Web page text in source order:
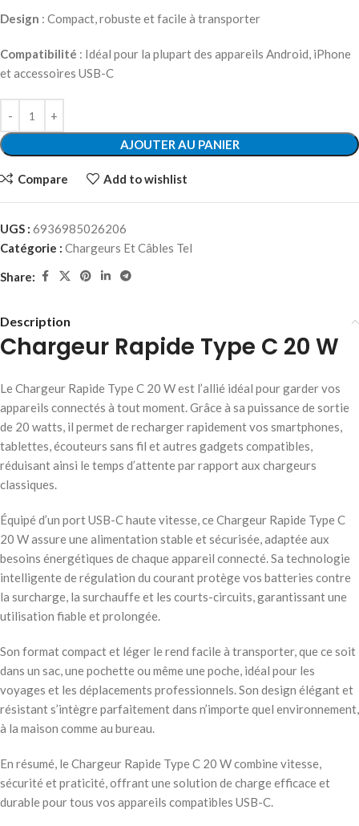
Design : Compact, robuste et facile à transporter
Compatibilité : Idéal pour la plupart des appareils Android, iPhone
et accessoires USB-C
AJOUTER AU PANIER
Compare Add to wishlist
UGS : 6936985026206
Catégorie : Chargeurs Et Câbles Tel
Share:
Description
Chargeur Rapide Type C 20 W
Le Chargeur Rapide Type C 20 W est l’allié idéal pour garder vos
appareils connectés à tout moment. Grâce à sa puissance de sortie
de 20 watts, il permet de recharger rapidement vos smartphones,
tablettes, écouteurs sans fil et autres gadgets compatibles,
réduisant ainsi le temps d’attente par rapport aux chargeurs
classiques.
Équipé d’un port USB-C haute vitesse, ce Chargeur Rapide Type C
20 W assure une alimentation stable et sécurisée, adaptée aux
besoins énergétiques de chaque appareil connecté. Sa technologie
intelligente de régulation du courant protège vos batteries contre
la surcharge, la surchauffe et les courts-circuits, garantissant une
utilisation fiable et prolongée.
Son format compact et léger le rend facile à transporter, que ce soit
dans un sac, une pochette ou même une poche, idéal pour les
voyages et les déplacements professionnels. Son design élégant et
résistant s’intègre parfaitement dans n’importe quel environnement,
à la maison comme au bureau.
En résumé, le Chargeur Rapide Type C 20 W combine vitesse,
sécurité et praticité, offrant une solution de charge efficace et
durable pour tous vos appareils compatibles USB-C.